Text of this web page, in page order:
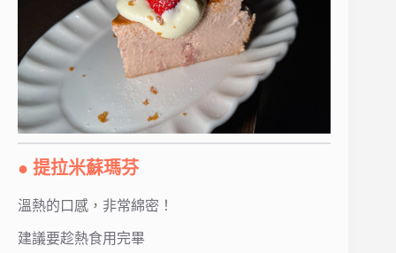
● 提拉米蘇瑪芬
溫熱的口感，非常綿密！
建議要趁熱食用完畢